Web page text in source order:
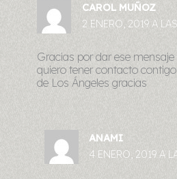
CAROL MUÑOZ
2 ENERO, 2019 A
Gracias por dar ese
quiero tener contacto
de Los Ángeles gracias
ANAMI
4 ENERO, 2019 A